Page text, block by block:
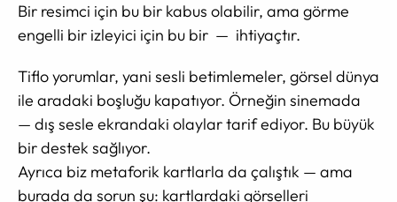
Bir resimci için bu bir kabus olabilir, ama görme
engelli bir izleyici için bu bir — ihtiyaçtır.
Tiflo yorumlar, yani sesli betimlemeler, görsel dünya
ile aradaki boşluğu kapatıyor. Örneğin sinemada
— dış sesle ekrandaki olaylar tarif ediyor. Bu büyük
bir destek sağlıyor.
Ayrıca biz metaforik kartlarla da çalıştık — ama
burada da sorun şu: kartlardaki görselleri